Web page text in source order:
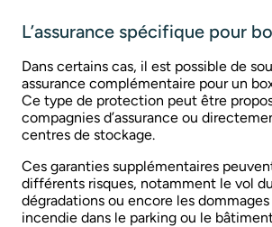
L’assurance spécifique pour
Dans certains cas, il est possible de
assurance complémentaire pour un
Ce type de protection peut être
compagnies d’assurance ou
centres de stockage.
Ces garanties supplémentaires
différents risques, notamment le vol
dégradations ou encore les dommages
incendie dans le parking ou le